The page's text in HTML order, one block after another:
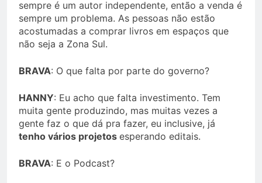
sempre é um autor independente, então a venda é
sempre um problema. As pessoas não estão
acostumadas a comprar livros em espaços que
não seja a Zona Sul.
BRAVA: O que falta por parte do governo?
HANNY: Eu acho que falta investimento. Tem
muita gente produzindo, mas muitas vezes a
gente faz o que dá pra fazer, eu inclusive, já
tenho vários projetos esperando editais.
BRAVA: E o Podcast?